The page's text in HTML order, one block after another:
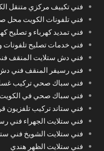
فني تكييف مركزي متنقل
فني تلفونات الكويت محل
فني تمديد كهرباء و تصليح كهرباء
فني خدمات تصليح تلفونات
فني دش ستلايت المنقف
فني رسيفر المنقف فني
فني سباك صحي تركيب
فني سباك صحي في الكويت
فني ستاند تركيب
فني ستلايت الجهراء فني
فني ستلايت الشويخ فني
فني ستلايت الظهر هندي